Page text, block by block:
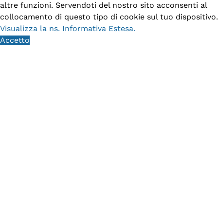
altre funzioni. Servendoti del nostro sito acconsenti al
collocamento di questo tipo di cookie sul tuo dispositivo.
Visualizza la ns. Informativa Estesa.
Accetto